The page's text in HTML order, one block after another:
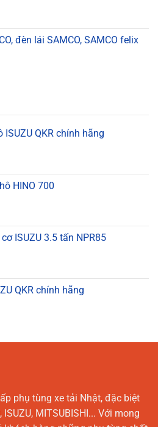
đèn lái SAMCO, SAMCO felix
QKR chính hãng
HINO 700
ISUZU 3.5 tấn NPR85
QKR chính hãng
phụ tùng xe tải Nhật, đặc biệt
ISUZU, MITSUBISHI... Với mong